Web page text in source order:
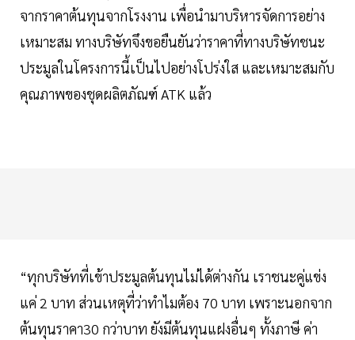
จากราคาต้นทุนจากโรงงาน เพื่อนำมาบริหารจัดการอย่าง
เหมาะสม ทางบริษัทจึงขอยืนยันว่าราคาที่ทางบริษัทชนะ
ประมูลในโครงการนี้เป็นไปอย่างโปร่งใส และเหมาะสมกับ
คุณภาพของชุดผลิตภัณฑ์ ATK แล้ว
“ทุกบริษัทที่เข้าประมูลต้นทุนไม่ได้ต่างกัน เราชนะคู่แข่ง
แค่ 2 บาท ส่วนเหตุที่ว่าทำไมต้อง 70 บาท เพราะนอกจาก
ต้นทุนราคา30 กว่าบาท ยังมีต้นทุนแฝงอื่นๆ ทั้งภาษี ค่า